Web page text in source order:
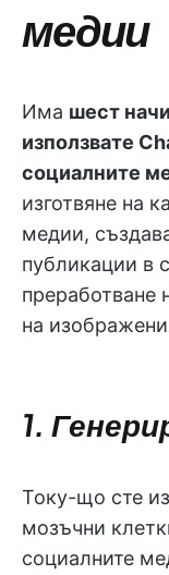
медии
Има шест
използвате
социалните
изготвяне на
медии,
публикации в
преработване
на
1.
Току-що сте
мозъчни
социалните